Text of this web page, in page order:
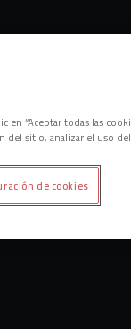
en “Aceptar todas las
del sitio, analizar el uso
de cookies